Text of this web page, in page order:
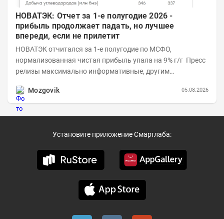
НОВАТЭК: Отчет за 1-е полугодие 2026 -
прибыль продолжает падать, но лучшее
впереди, если не прилетит
НОВАТЭК отчитался за 1-е полугодие по МСФО,
нормализованная чистая прибыль упала на 9% г/г Пресс
релизы максимально информативные, другим
Mozgovik
05.08.2026
Установите приложение Смартлаба: